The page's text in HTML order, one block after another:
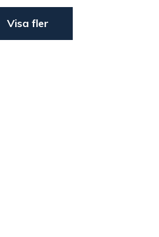
Visa fler